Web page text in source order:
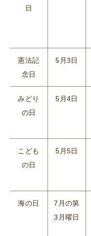
日
憲法記
念日
5月3日
みどり
の日
5月4日
こども
の日
5月5日
海の日
7月の第
3月曜日